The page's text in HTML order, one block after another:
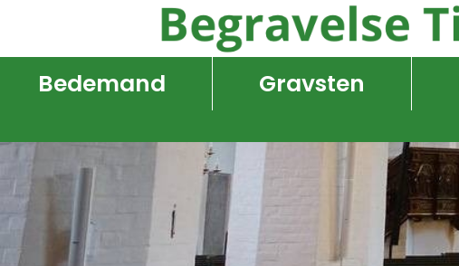
Bedemand Gravsten